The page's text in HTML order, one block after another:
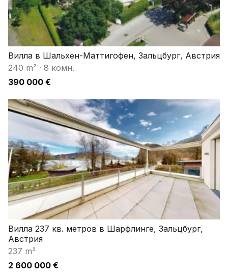
Вилла в Шальхен-Маттигофен, Зальцбург, Австрия
240 m² · 8 комн.
390 000 €
Вилла 237 кв. метров в Шарфлинге, Зальцбург,
Австрия
237 m²
2 600 000 €